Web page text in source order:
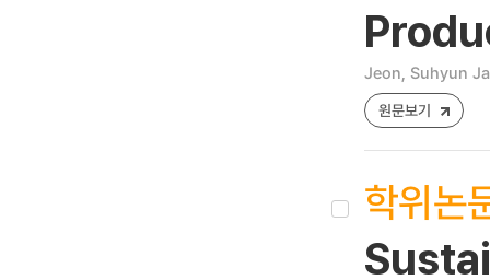
Jeon, Suhyun
원문보기
학위논